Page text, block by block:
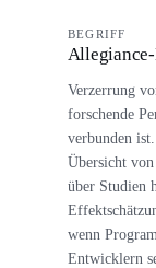
BEGRIFF
Verzerrung
forschende
verbunden
Übersicht
über Studien
wenn
Entwicklern